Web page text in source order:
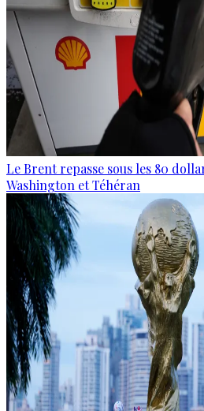
Le Brent repasse sous les 80
Washington et Téhéran